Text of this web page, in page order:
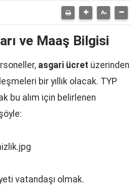
ve Maaş Bilgisi
asgari ücret üzerinden
bir yıllık olacak. TYP
bu alım için belirlenen
vatandaşı olmak.